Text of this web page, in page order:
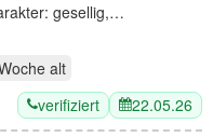
gesellig,…
alt
verifiziert 22.05.26